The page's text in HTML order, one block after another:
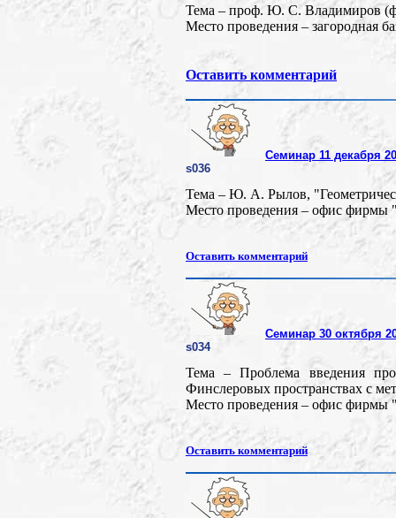
Тема – проф. Ю. С. Владимиров
Место проведения – загородная
Оставить комментарий
Семинар 11 декабря
s036
Тема – Ю. А. Рылов,
Место проведения – офис фирмы
Оставить комментарий
Семинар 30 октября
s034
Тема – Проблема введения
Финслеровых пространствах с
Место проведения – офис фирмы
Оставить комментарий